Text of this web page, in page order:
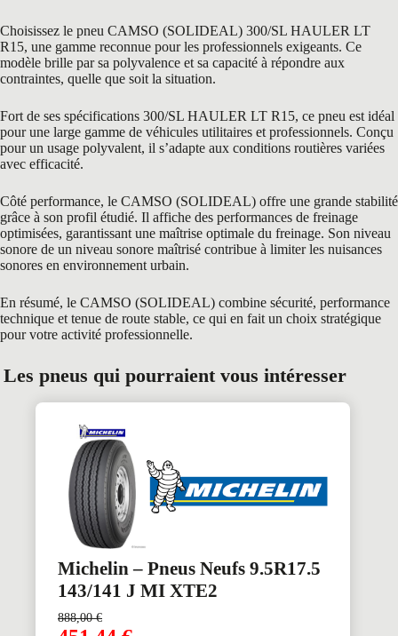
Choisissez le pneu CAMSO (SOLIDEAL) 300/SL HAULER LT
R15, une gamme reconnue pour les professionnels exigeants. Ce
modèle brille par sa polyvalence et sa capacité à répondre aux
contraintes, quelle que soit la situation.
Fort de ses spécifications 300/SL HAULER LT R15, ce pneu est idéal
pour une large gamme de véhicules utilitaires et professionnels. Conçu
pour un usage polyvalent, il s’adapte aux conditions routières variées
avec efficacité.
Côté performance, le CAMSO (SOLIDEAL) offre une grande stabilité
grâce à son profil étudié. Il affiche des performances de freinage
optimisées, garantissant une maîtrise optimale du freinage. Son niveau
sonore de un niveau sonore maîtrisé contribue à limiter les nuisances
sonores en environnement urbain.
En résumé, le CAMSO (SOLIDEAL) combine sécurité, performance
technique et tenue de route stable, ce qui en fait un choix stratégique
pour votre activité professionnelle.
Les pneus qui pourraient vous intéresser
Michelin – Pneus Neufs 9.5R17.5
143/141 J MI XTE2
888,00€